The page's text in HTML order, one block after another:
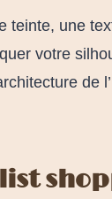
teinte, une
votre
de l’